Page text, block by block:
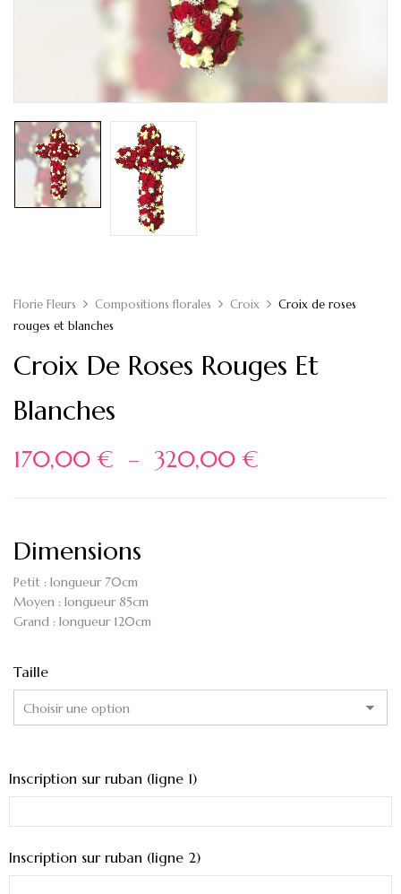
Florie Fleurs Compositions florales Croix
Croix de roses
rouges et blanches
Croix De Roses Rouges Et
Blanches
170,00 € – 320,00 €
Dimensions
Petit : longueur 70cm
Moyen : longueur 85cm
Grand : longueur 120cm
Taille
Inscription sur ruban (ligne 1)
Inscription sur ruban (ligne 2)